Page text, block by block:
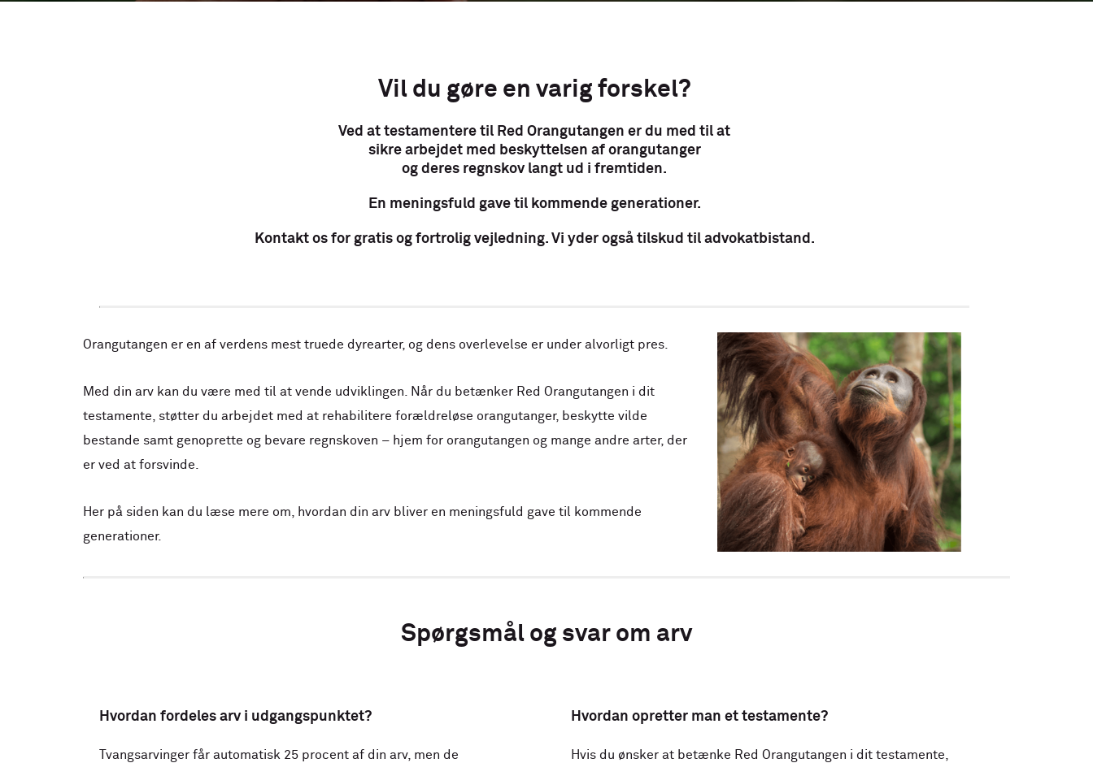
Vil du gøre en varig forskel?
Ved at testamentere til Red Orangutangen er du med til at
sikre arbejdet med beskyttelsen af orangutanger
og deres regnskov langt ud i fremtiden.
En meningsfuld gave til kommende generationer.
Kontakt os for gratis og fortrolig vejledning. Vi yder også tilskud til advokatbistand.
Orangutangen er en af verdens mest truede dyrearter, og dens overlevelse er under alvorligt pres.
Med din arv kan du være med til at vende udviklingen. Når du betænker Red Orangutangen i dit
testamente, støtter du arbejdet med at rehabilitere forældreløse orangutanger, beskytte vilde
bestande samt genoprette og bevare regnskoven – hjem for orangutangen og mange andre arter, der
er ved at forsvinde.
Her på siden kan du læse mere om, hvordan din arv bliver en meningsfuld gave til kommende
generationer.
Spørgsmål og svar om arv
Hvordan fordeles arv i udgangspunktet?
Tvangsarvinger får automatisk 25 procent af din arv, men de
Hvordan opretter man et testamente?
Hvis du ønsker at betænke Red Orangutangen i dit testamente,